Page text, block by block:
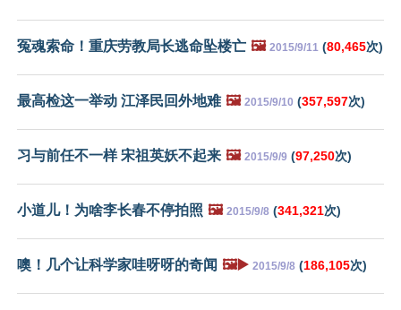
冤魂索命！重庆劳教局长逃命坠楼亡 🖼️ 2015/9/11 (80,465次)
最高检这一举动 江泽民回外地难 🖼️ 2015/9/10 (357,597次)
习与前任不一样 宋祖英妖不起来 🖼️ 2015/9/9 (97,250次)
小道儿！为啥李长春不停拍照 🖼️ 2015/9/8 (341,321次)
噢！几个让科学家哇呀呀的奇闻 🖼️▶️ 2015/9/8 (186,105次)